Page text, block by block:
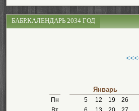
БАБР.КАЛЕНДАРЬ 2034 ГОД
Пн
Январь
5 12 19
26